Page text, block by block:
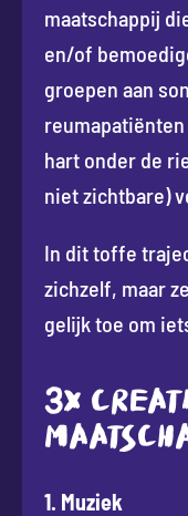
maatschappij
en/of
groepen aan
hart onder de
niet zichtbare)
In dit toffe
zichzelf, maar
gelijk toe om
3X
1. Muziek